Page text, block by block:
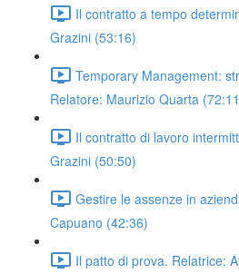
Il contratto a tempo
Grazini (53:16)
Temporary Management:
Relatore: Maurizio Quarta
Il contratto di lavoro
Grazini (50:50)
Gestire le assenze in
Capuano (42:36)
Il patto di prova. Relatrice: